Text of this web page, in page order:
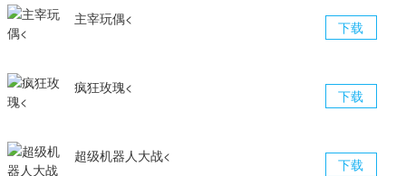
下载
主宰玩偶<
下载
疯狂玫瑰<
下载
超级机器人大战<